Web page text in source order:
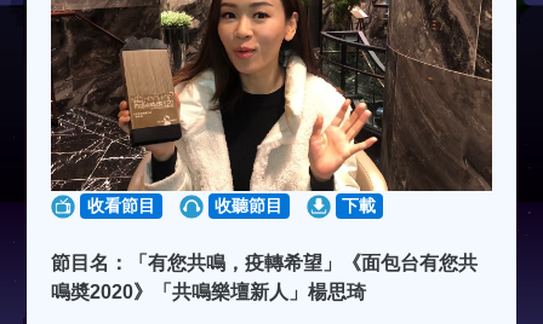
收看節目 收聽節目 下載
節目名：「有您共鳴，疫轉希望」《面包台有您共
鳴奬2020》「共鳴樂壇新人」楊思琦